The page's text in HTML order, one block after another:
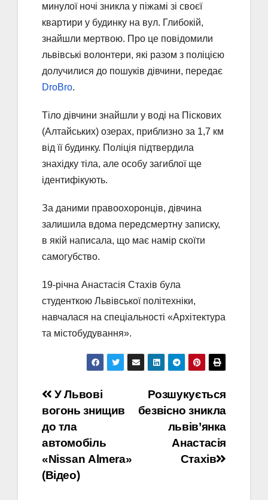
минулої ночі зникла у піжамі зі своєї
квартири у будинку на вул. Глибокій,
знайшли мертвою. Про це повідомили
львівські волонтери, які разом з поліцією
долучилися до пошуків дівчини, передає
DroBro.
Тіло дівчини знайшли у воді на Піскових
(Алтайських) озерах, приблизно за 1,7 км
від її будинку. Поліція підтвердила
знахідку тіла, але особу загиблої ще
ідентифікують.
За даними правоохоронців, дівчина
залишила вдома передсмертну записку,
в якій написала, що має намір скоїти
самогубство.
19-річна Анастасія Стахів була
студенткою Львівської політехніки,
навчалася на спеціальності «Архітектура
та містобудування».
Навігація
записів
Розшукується
безвісно зникла
львів’янка
Анастасія
Стахів
У Львові
вогонь знищив
до тла
автомобіль
«Nissan Аlmera»
(Відео)